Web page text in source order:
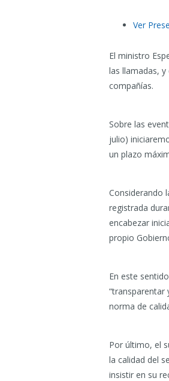
Ver
El ministro
las llamadas,
compañías.
Sobre las
julio)
un plazo
Considerando
registrada
encabezar
propio
En este
“transparentar
norma de
Por último, el
la calidad del
insistir en su